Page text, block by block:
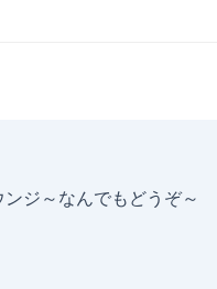
ジ～なんでもどうぞ～